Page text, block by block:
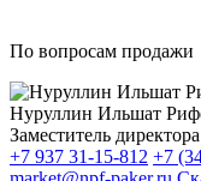
По вопросам продажи
Нуруллин Ильшат
Заместитель
+7 937 31-15-812 +7